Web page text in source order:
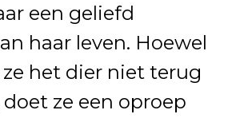
een geliefd
haar leven. Hoewel
het dier niet terug
ze een oproep